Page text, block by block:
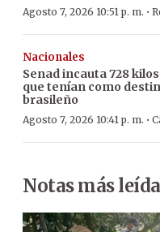
Agosto 7, 2026 10:51 p. m. ·
Nacionales
Senad incauta 728
que tenían como
brasileño
Agosto 7, 2026 10:41 p. m. ·
Notas más